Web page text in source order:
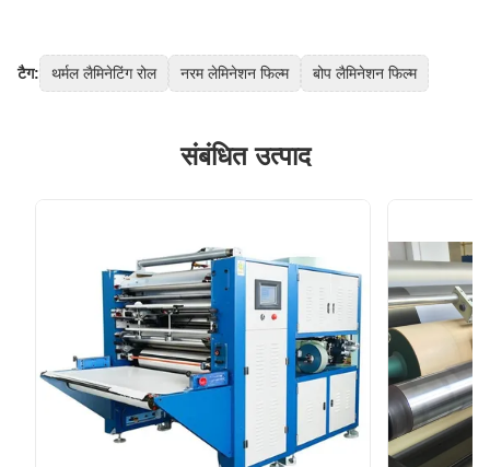
टैग: थर्मल लैमिनेटिंग रोल नरम लेमिनेशन फिल्म बोप लैमिनेशन फिल्म
संबंधित उत्पाद